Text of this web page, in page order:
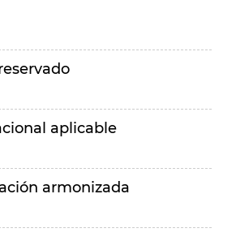
aplicable
armonizada